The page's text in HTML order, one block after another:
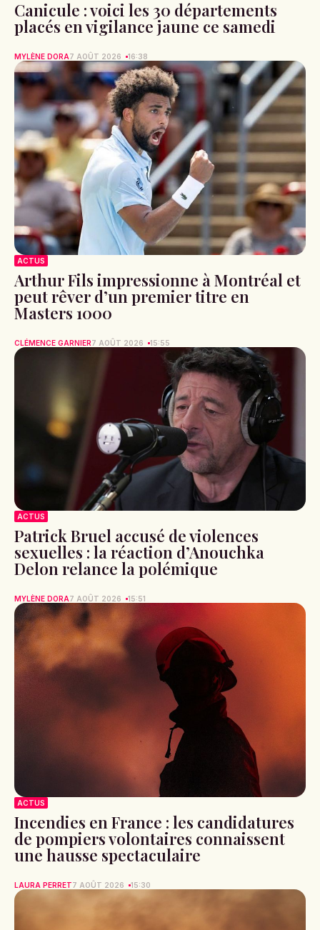
Canicule : voici les 30 départements
placés en vigilance jaune ce samedi
MYLÈNE DORA7 AOÛT 2026 16:38
ACTUS
Arthur Fils impressionne à Montréal et
peut rêver d’un premier titre en
Masters 1000
CLÉMENCE GARNIER7 AOÛT 2026 15:55
ACTUS
Patrick Bruel accusé de violences
sexuelles : la réaction d’Anouchka
Delon relance la polémique
MYLÈNE DORA7 AOÛT 2026 15:51
ACTUS
Incendies en France : les candidatures
de pompiers volontaires connaissent
une hausse spectaculaire
LAURA PERRET7 AOÛT 2026 15:30